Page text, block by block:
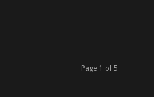
Page 1 of 5